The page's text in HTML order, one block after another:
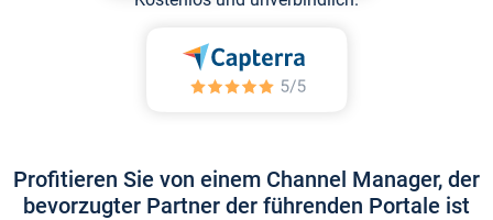
Profitieren Sie von einem Channel Manager, der
bevorzugter Partner der führenden Portale ist